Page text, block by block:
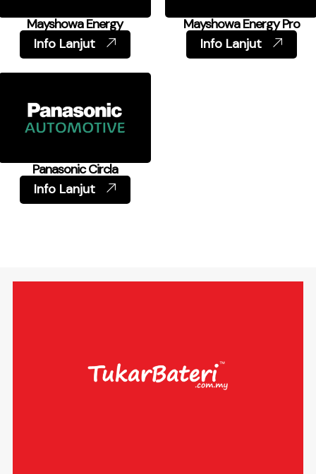
Mayshowa Energy
Info Lanjut
Mayshowa Energy Pro
Info Lanjut
Panasonic Circla
Info Lanjut